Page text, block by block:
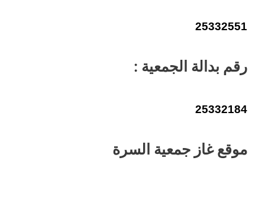
25332551
رقم بدالة الجمعية :
25332184
موقع غاز جمعية السرة